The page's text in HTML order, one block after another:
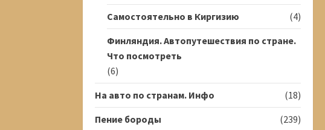
Самостоятельно в Киргизию
(4)
Финляндия. Автопутешествия по стране.
Что посмотреть
(6)
На авто по странам. Инфо
(18)
Пение бороды
(239)